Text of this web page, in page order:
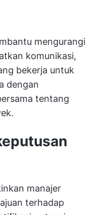
mengurangi
komunikasi,
bekerja untuk
dengan
tentang
manajer
terhadap